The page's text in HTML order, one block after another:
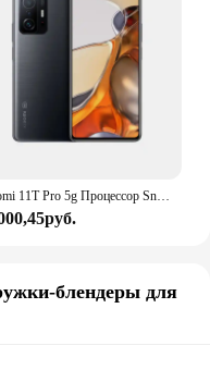
Xiaomi 11T Pro 5g Процессор Snapdragon 888 Android 6,67 дюйма ОЗУ 8 ГБ ПЗУ 256 ГБ 108 МП Камера Используемый телефон
блендеры для